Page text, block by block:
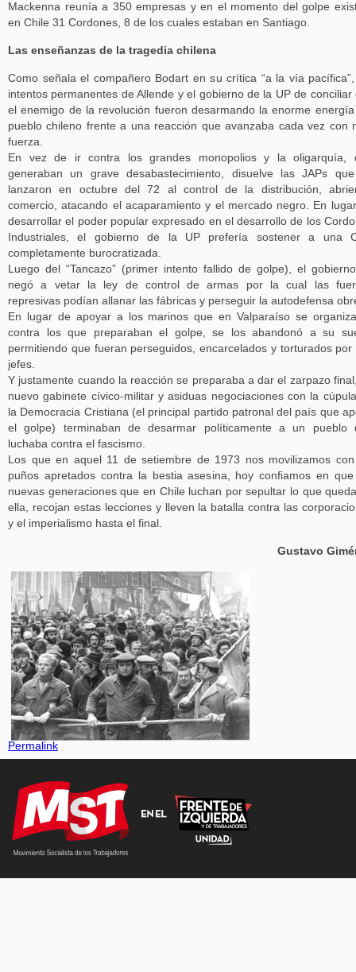
Mackenna reunía a 350 empresas y en el momento del golpe
en Chile 31 Cordones, 8 de los cuales estaban en Santiago.
Las enseñanzas de la tragedia chilena
Como señala el compañero Bodart en su crítica “a la vía
intentos permanentes de Allende y el gobierno de la UP de conciliar
el enemigo de la revolución fueron desarmando la enorme
pueblo chileno frente a una reacción que avanzaba cada vez con
fuerza.
En vez de ir contra los grandes monopolios y la oligarquía,
generaban un grave desabastecimiento, disuelve las JAPs
lanzaron en octubre del 72 al control de la distribución,
comercio, atacando el acaparamiento y el mercado negro. En
desarrollar el poder popular expresado en el desarrollo de los
Industriales, el gobierno de la UP prefería sostener a una
completamente burocratizada.
Luego del “Tancazo” (primer intento fallido de golpe), el
negó a vetar la ley de control de armas por la cual las
represivas podían allanar las fábricas y perseguir la autodefensa
En lugar de apoyar a los marinos que en Valparaíso se
contra los que preparaban el golpe, se los abandonó a su
permitiendo que fueran perseguidos, encarcelados y torturados por
jefes.
Y justamente cuando la reacción se preparaba a dar el zarpazo
nuevo gabinete cívico-militar y asiduas negociaciones con la
la Democracia Cristiana (el principal partido patronal del país que
el golpe) terminaban de desarmar políticamente a un pueblo
luchaba contra el fascismo.
Los que en aquel 11 de setiembre de 1973 nos movilizamos
puños apretados contra la bestia asesina, hoy confiamos en
nuevas generaciones que en Chile luchan por sepultar lo que
ella, recojan estas lecciones y lleven la batalla contra las
y el imperialismo hasta el final.
Gustavo
Permalink